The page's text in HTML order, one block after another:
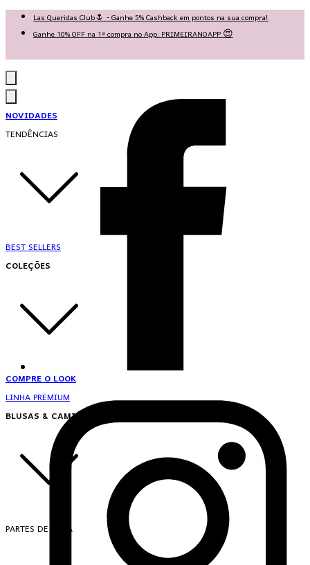
Las Queridas Club🌷 - Ganhe 5% Cashback em pontos na sua compra!
Ganhe 10% OFF na 1ª compra no App: PRIMEIRANOAPP 😍
NOVIDADES
TENDÊNCIAS
BEST SELLERS
COLEÇÕES
COMPRE O LOOK
LINHA PREMIUM
BLUSAS & CAMISAS
PARTES DE CIMA